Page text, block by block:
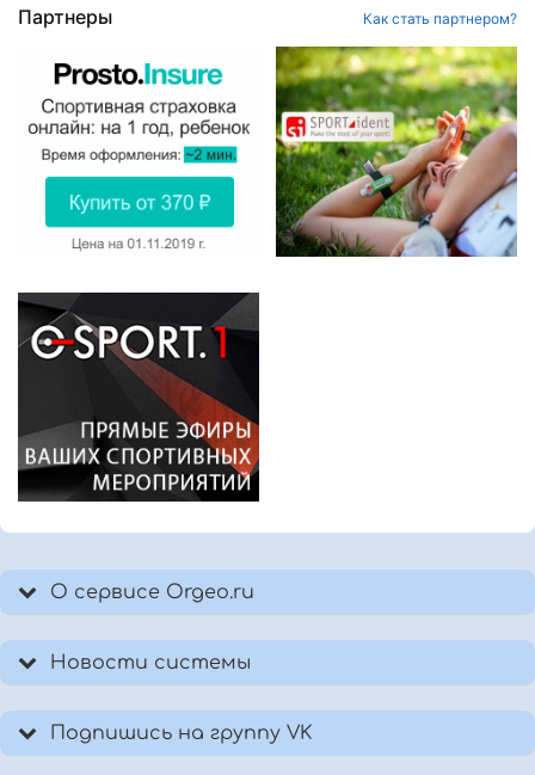
Партнеры Как стать партнером?
О сервисе Orgeo.ru
Новости системы
Подпишись на группу VK